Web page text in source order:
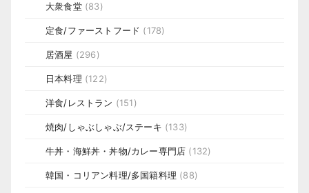
大衆食堂(83)
定食/ファーストフード (178)
居酒屋 (296)
日本料理 (122)
洋食/レストラン (151)
焼肉/しゃぶしゃぶ/ステーキ (133)
牛丼・海鮮丼・丼物/カレー専門店 (132)
韓国・コリアン料理/多国籍料理 (88)